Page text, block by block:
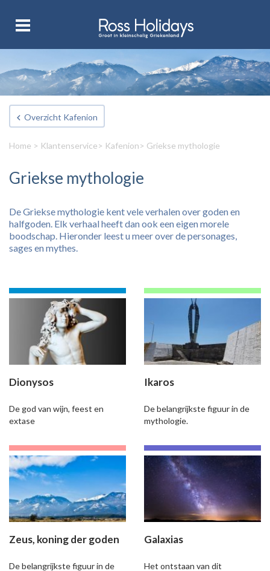
Overzicht Kafenion
Home > Klantenservice> Kafenion> Griekse mythologie
Griekse mythologie
De Griekse mythologie kent vele verhalen over goden en
halfgoden. Elk verhaal heeft dan ook een eigen morele
boodschap. Hieronder leest u meer over de personages,
sages en mythes.
Dionysos
De god van wijn, feest en
extase
Ikaros
De belangrijkste figuur in de
mythologie.
Zeus, koning der goden
De belangrijkste figuur in de
Galaxias
Het ontstaan van dit